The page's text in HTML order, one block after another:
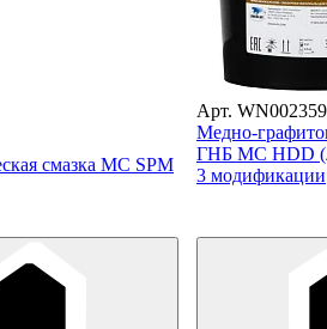
смазка МС SPM
Арт.
Медно-
ГНБ МС HDD
3 модификации